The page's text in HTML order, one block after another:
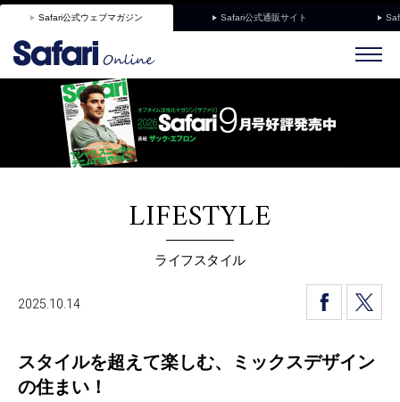
Safari公式ウェブマガジン Safari公式通販サイト
LIFESTYLE
ライフスタイル
2025.10.14
スタイルを超えて楽しむ、ミックスデザイン
の住まい！